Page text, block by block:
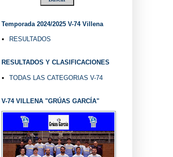
Temporada 2024/2025 V-74 Villena
RESULTADOS
RESULTADOS Y CLASIFICACIONES
TODAS LAS CATEGORIAS V-74
V-74 VILLENA "GRÚAS GARCÍA"